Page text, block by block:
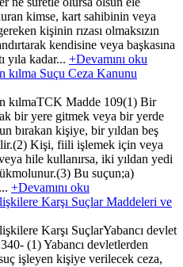
kimse, kart sahibinin veya
kişinin rızası olmaksızın
kendisine veya başkasına
yıla kadar... +Devamını oku
Suçu Ceza Kanunu
kılmaTCK Madde 109(1) Bir
bir yere gitmek veya bir yerde
bırakan kişiye, bir yıldan beş
Kişi, fiili işlemek için veya
hile kullanırsa, iki yıldan yedi
Bu suçun;a)
+Devamını oku
Karşı Suçlar Maddeleri ve
Karşı SuçlarYabancı devlet
(1) Yabancı devletlerden
işleyen kişiye verilecek ceza,